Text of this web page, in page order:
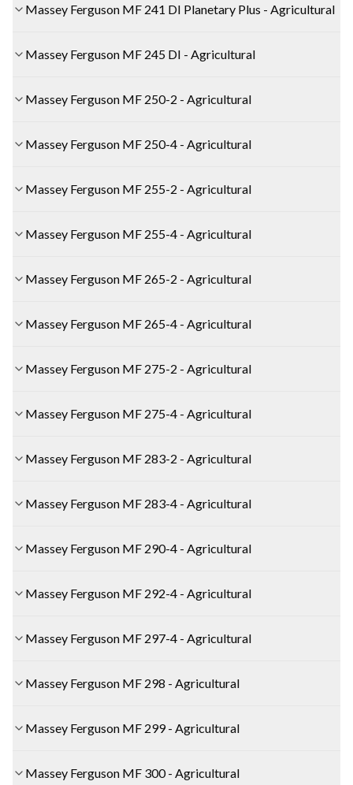
Massey Ferguson MF 241 DI Planetary Plus - Agricultural
Massey Ferguson MF 245 DI - Agricultural
Massey Ferguson MF 250-2 - Agricultural
Massey Ferguson MF 250-4 - Agricultural
Massey Ferguson MF 255-2 - Agricultural
Massey Ferguson MF 255-4 - Agricultural
Massey Ferguson MF 265-2 - Agricultural
Massey Ferguson MF 265-4 - Agricultural
Massey Ferguson MF 275-2 - Agricultural
Massey Ferguson MF 275-4 - Agricultural
Massey Ferguson MF 283-2 - Agricultural
Massey Ferguson MF 283-4 - Agricultural
Massey Ferguson MF 290-4 - Agricultural
Massey Ferguson MF 292-4 - Agricultural
Massey Ferguson MF 297-4 - Agricultural
Massey Ferguson MF 298 - Agricultural
Massey Ferguson MF 299 - Agricultural
Massey Ferguson MF 300 - Agricultural